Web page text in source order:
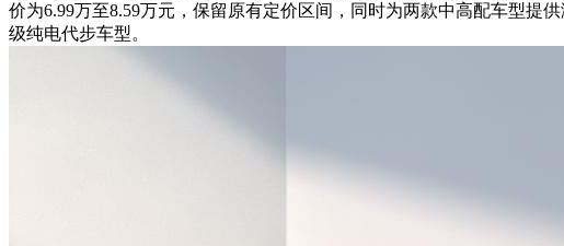
价为6.99万至8.59万元，保留原有定价区间，同时为两款中高配车型提
级纯电代步车型。